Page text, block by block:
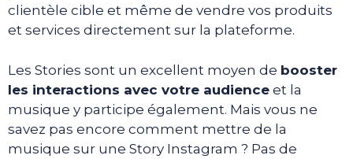
clientèle cible et même de vendre vos produits
et services directement sur la plateforme.
Les Stories sont un excellent moyen de booster
les interactions avec votre audience et la
musique y participe également. Mais vous ne
savez pas encore comment mettre de la
musique sur une Story Instagram ? Pas de